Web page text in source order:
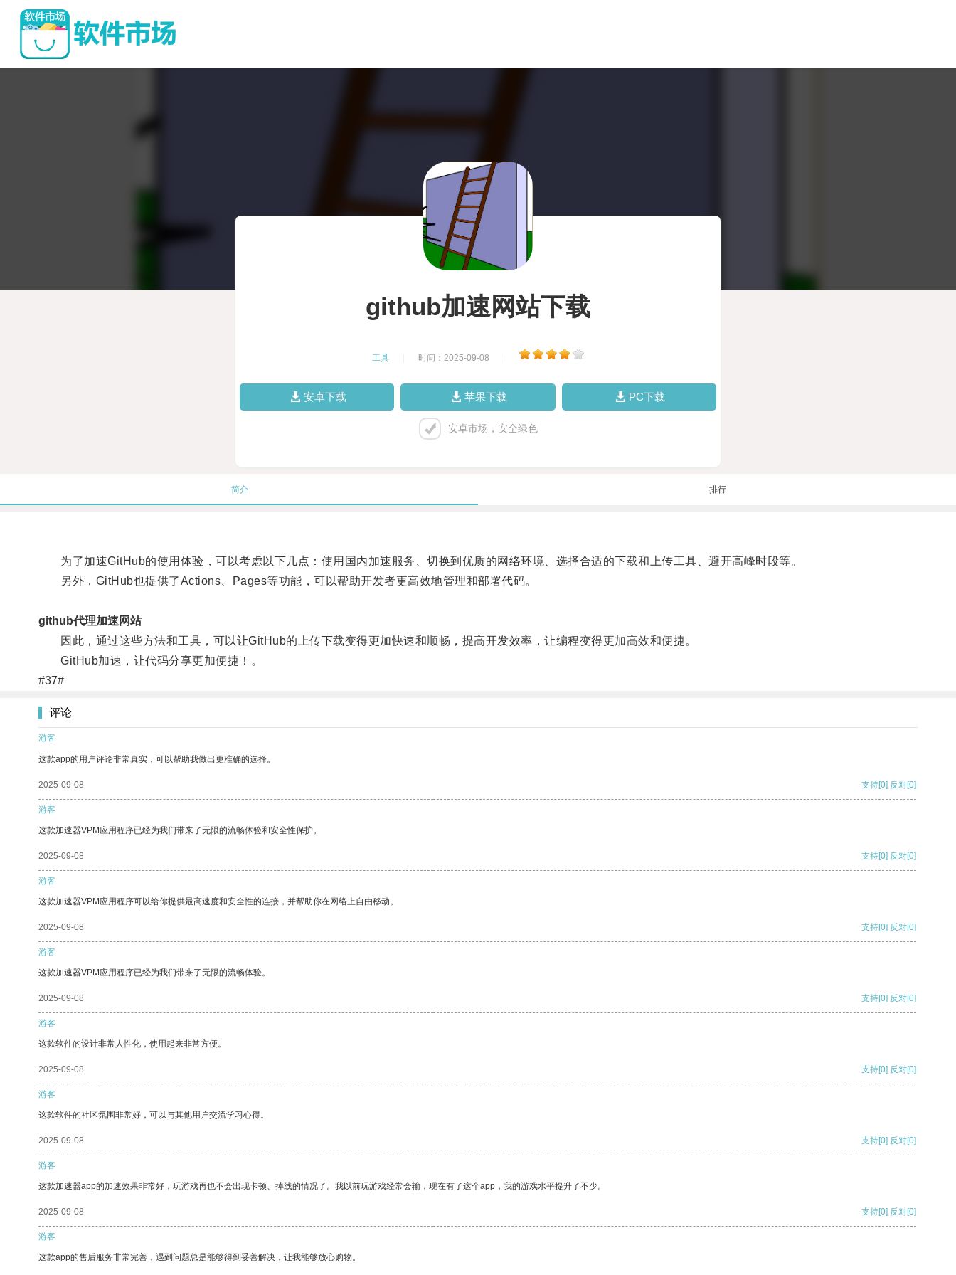
github加速网站下载
工具 时间：2025-09-08
安卓下载 苹果下载 PC下载
安卓市场，安全绿色
简介 排行
为了加速GitHub的使用体验，可以考虑以下几点：使用国内加速服务、切换到优质的网络环境、选择合适的下载和上传工具、避开高峰时段等。
另外，GitHub也提供了Actions、Pages等功能，可以帮助开发者更高效地管理和部署代码。
github代理加速网站
因此，通过这些方法和工具，可以让GitHub的上传下载变得更加快速和顺畅，提高开发效率，让编程变得更加高效和便捷。
GitHub加速，让代码分享更加便捷！。
#37#
评论
游客
这款app的用户评论非常真实，可以帮助我做出更准确的选择。
2025-09-08 支持[0] 反对[0]
游客
这款加速器VPM应用程序已经为我们带来了无限的流畅体验和安全性保护。
2025-09-08 支持[0] 反对[0]
游客
这款加速器VPM应用程序可以给你提供最高速度和安全性的连接，并帮助你在网络上自由移动。
2025-09-08 支持[0] 反对[0]
游客
这款加速器VPM应用程序已经为我们带来了无限的流畅体验。
2025-09-08 支持[0] 反对[0]
游客
这款软件的设计非常人性化，使用起来非常方便。
2025-09-08 支持[0] 反对[0]
游客
这款软件的社区氛围非常好，可以与其他用户交流学习心得。
2025-09-08 支持[0] 反对[0]
游客
这款加速器app的加速效果非常好，玩游戏再也不会出现卡顿、掉线的情况了。我以前玩游戏经常会输，现在有了这个app，我的游戏水平提升了不少。
2025-09-08 支持[0] 反对[0]
游客
这款app的售后服务非常完善，遇到问题总是能够得到妥善解决，让我能够放心购物。